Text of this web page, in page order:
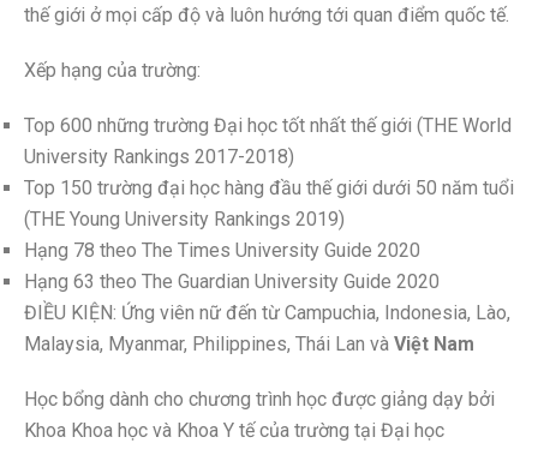
thế giới ở mọi cấp độ và luôn hướng tới quan điểm quốc tế.
Xếp hạng của trường:
Top 600 những trường Đại học tốt nhất thế giới (THE World
University Rankings 2017-2018)
Top 150 trường đại học hàng đầu thế giới dưới 50 năm tuổi
(THE Young University Rankings 2019)
Hạng 78 theo The Times University Guide 2020
Hạng 63 theo The Guardian University Guide 2020
ĐIỀU KIỆN: Ứng viên nữ đến từ Campuchia, Indonesia, Lào,
Malaysia, Myanmar, Philippines, Thái Lan và Việt Nam
Học bổng dành cho chương trình học được giảng dạy bởi
Khoa Khoa học và Khoa Y tế của trường tại Đại học